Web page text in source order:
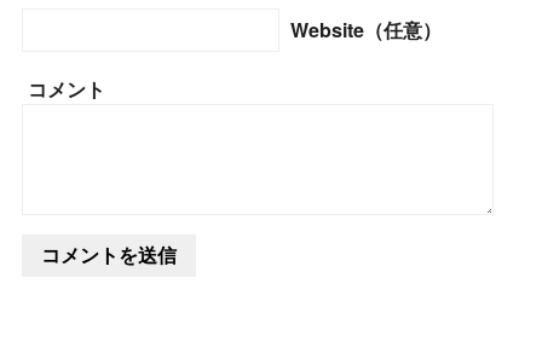
Website（任意）
コメント